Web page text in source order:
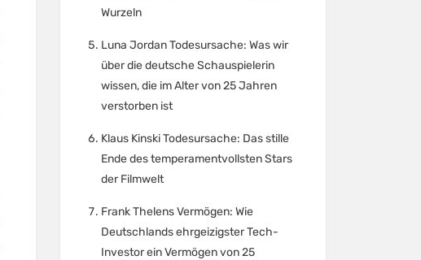
Wurzeln
Luna Jordan Todesursache: Was wir
über die deutsche Schauspielerin
wissen, die im Alter von 25 Jahren
verstorben ist
Klaus Kinski Todesursache: Das stille
Ende des temperamentvollsten Stars
der Filmwelt
Frank Thelens Vermögen: Wie
Deutschlands ehrgeizigster Tech-
Investor ein Vermögen von 25